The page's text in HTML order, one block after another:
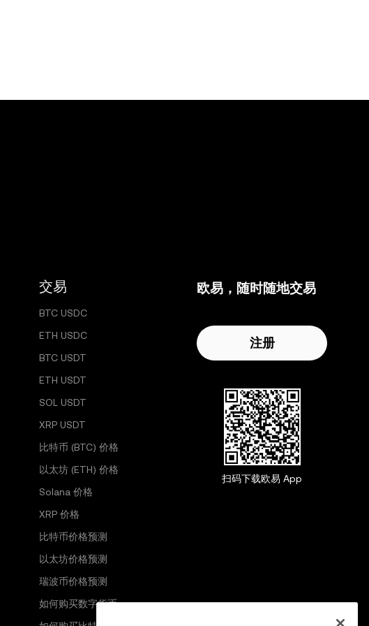
交易
BTC USDC
ETH USDC
BTC USDT
ETH USDT
SOL USDT
XRP USDT
比特币 (BTC) 价格
以太坊 (ETH) 价格
Solana 价格
XRP 价格
比特币价格预测
以太坊价格预测
瑞波币价格预测
如何购买数字货币
欧易，随时随地交易
注册
扫码下载欧易 App